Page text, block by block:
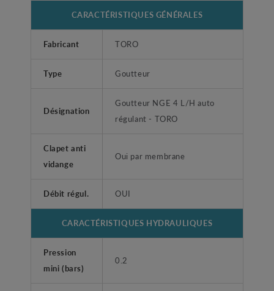
CARACTÉRISTIQUES GÉNÉRALES
Fabricant TORO
Type Goutteur
Désignation
Goutteur NGE 4 L/H auto
régulant - TORO
Clapet anti
vidange
Oui par membrane
Débit régul. OUI
CARACTÉRISTIQUES HYDRAULIQUES
Pression
mini (bars)
0.2